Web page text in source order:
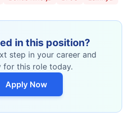
in this position?
step in your career and
for this role today.
Apply Now